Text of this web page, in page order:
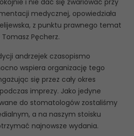
medycznej, opowiedziała
z punktu prawnego temat
Pęcherz.
andrzejek czasopismo
wspiera organizację tego
się przez cały okres
imprezy. Jako jedyne
do stomatologów zostaliśmy
a na naszym stoisku
najnowsze wydania.